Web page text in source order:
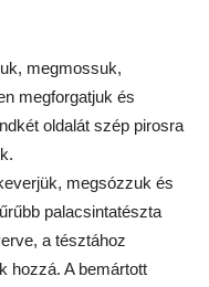
megmossuk,
megforgatjuk és
oldalát szép pirosra
megsózzuk és
palacsintatészta
a tésztához
hozzá. A bemártott